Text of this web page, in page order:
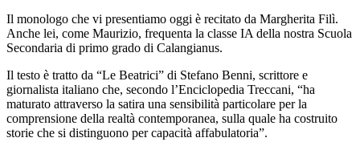
Il monologo che vi presentiamo oggi è recitato da Margherita Filì.
Anche lei, come Maurizio, frequenta la classe IA della nostra Scuola
Secondaria di primo grado di Calangianus.
Il testo è tratto da “Le Beatrici” di Stefano Benni, scrittore e
giornalista italiano che, secondo l’Enciclopedia Treccani, “ha
maturato attraverso la satira una sensibilità particolare per la
comprensione della realtà contemporanea, sulla quale ha costruito
storie che si distinguono per capacità affabulatoria”.